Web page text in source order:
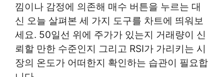
낌이나 감정에 의존해 매수 버튼을 누르는 대
신 오늘 살펴본 세 가지 도구를 차트에 띄워보
세요. 50일선 위에 주가가 있는지 거래량이 신
뢰할 만한 수준인지 그리고 RSI가 가리키는 시
장의 온도가 어떠한지 확인하는 습관이 필요합